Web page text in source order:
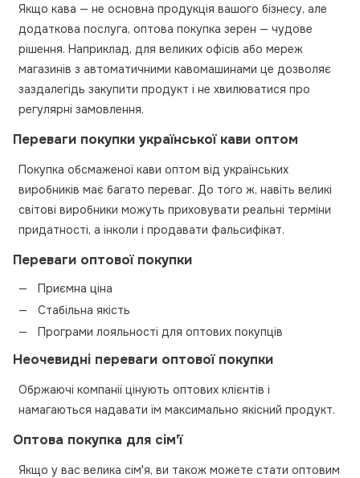
Якщо кава — не основна продукція вашого бізнесу, але
додаткова послуга, оптова покупка зерен — чудове
рішення. Наприклад, для великих офісів або мереж
магазинів з автоматичними кавомашинами це дозволяє
заздалегідь закупити продукт і не хвилюватися про
регулярні замовлення.
Переваги покупки української кави оптом
Покупка обсмаженої кави оптом від українських
виробників має багато переваг. До того ж, навіть великі
світові виробники можуть приховувати реальні терміни
придатності, а інколи і продавати фальсифікат.
Переваги оптової покупки
Приємна ціна
Стабільна якість
Програми лояльності для оптових покупців
Неочевидні переваги оптової покупки
Обржаючі компанії цінують оптових клієнтів і
намагаються надавати їм максимально якісний продукт.
Оптова покупка для сім'ї
Якщо у вас велика сім'я, ви також можете стати оптовим